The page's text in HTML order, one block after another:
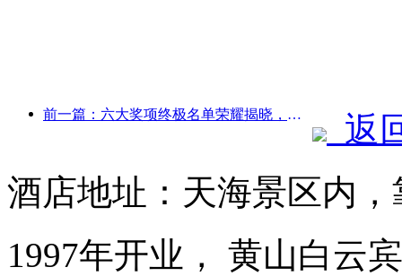
前一篇：六大奖项终极名单荣耀揭晓，百余酒店及企业斩获年度奖项！
返
酒店地址：天海景区内
1997年开业， 黄山白